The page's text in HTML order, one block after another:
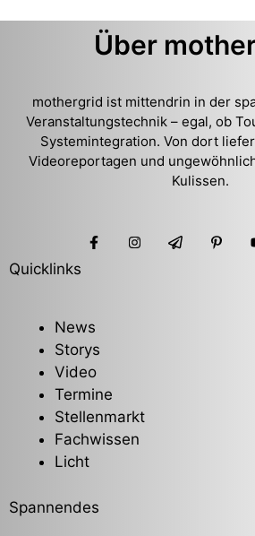
Über
mothergrid ist mittendrin in der
Veranstaltungstechnik – egal, ob
Systemintegration. Von dort
Videoreportagen und
Kulissen.
Quicklinks
News
Storys
Video
Termine
Stellenmarkt
Fachwissen
Licht
Spannendes